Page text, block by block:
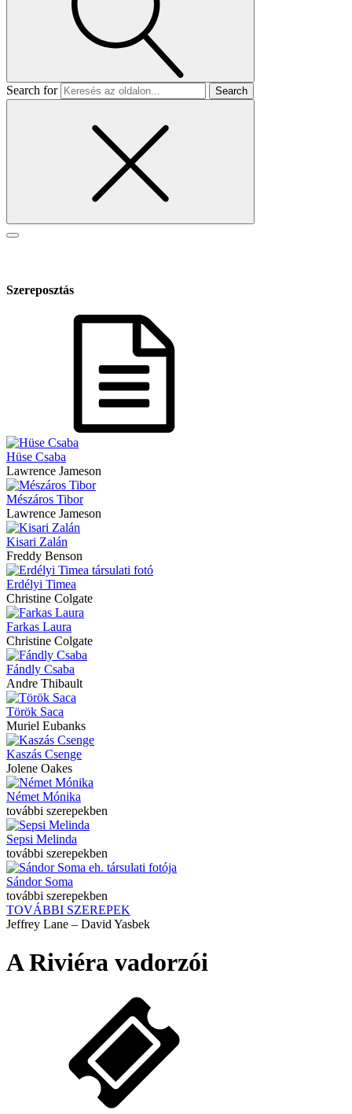
Search for
Szereposztás
Hüse Csaba
Lawrence Jameson
Mészáros Tibor
Lawrence Jameson
Kisari Zalán
Freddy Benson
Erdélyi Timea
Christine Colgate
Farkas Laura
Christine Colgate
Fándly Csaba
Andre Thibault
Török Saca
Muriel Eubanks
Kaszás Csenge
Jolene Oakes
Német Mónika
további szerepekben
Sepsi Melinda
további szerepekben
Sándor Soma
további szerepekben
TOVÁBBI SZEREPEK
Jeffrey Lane – David Yasbek
A Riviéra vadorzói